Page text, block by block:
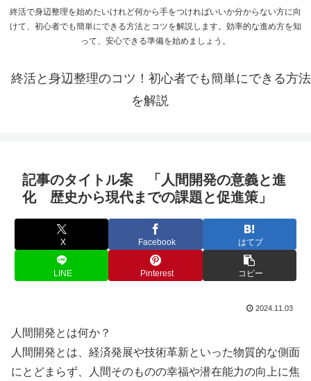
終活で身辺整理を始めたいけれど何から手をつければいいか分からない方に向
けて、初心者でも簡単にできる方法とコツを解説します。効率的な進め方を知
って、安心できる準備を始めましょう。
終活と身辺整理のコツ！初心者でも簡単にできる方法
を解説
記事のタイトル案 「人間開発の意義と進
化 歴史から現代までの課題と促進策」
X Facebook はてブ
LINE Pinterest コピー
2024.11.03
人間開発とは何か？
人間開発とは、経済発展や技術革新といった物質的な側面
にとどまらず、人間そのものの幸福や潜在能力の向上に焦